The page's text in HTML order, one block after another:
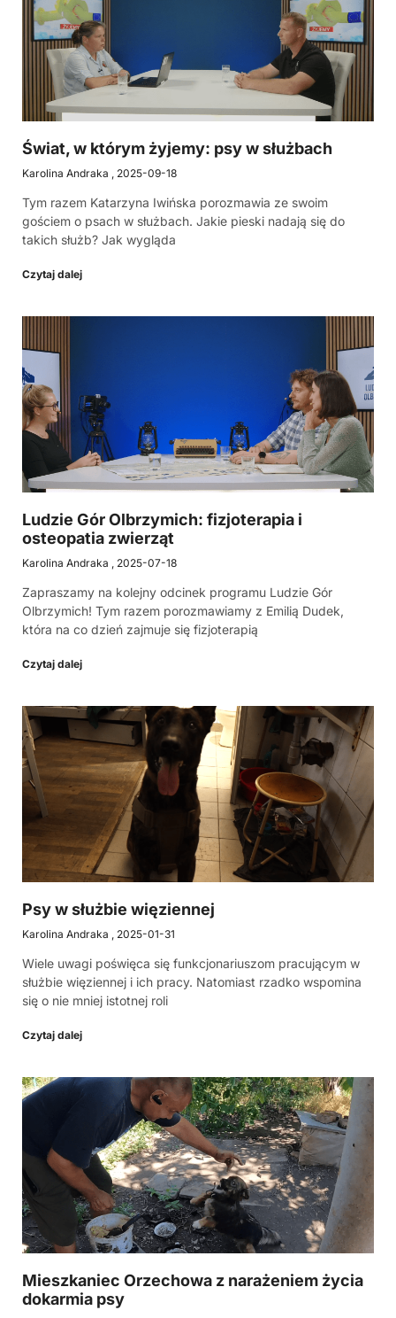
Świat, w którym żyjemy: psy w służbach
Karolina Andraka 2025-09-18
Tym razem Katarzyna Iwińska porozmawia ze swoim
gościem o psach w służbach. Jakie pieski nadają się do
takich służb? Jak wygląda
Czytaj dalej
Ludzie Gór Olbrzymich: fizjoterapia i
osteopatia zwierząt
Karolina Andraka 2025-07-18
Zapraszamy na kolejny odcinek programu Ludzie Gór
Olbrzymich! Tym razem porozmawiamy z Emilią Dudek,
która na co dzień zajmuje się fizjoterapią
Czytaj dalej
Psy w służbie więziennej
Karolina Andraka 2025-01-31
Wiele uwagi poświęca się funkcjonariuszom pracującym w
służbie więziennej i ich pracy. Natomiast rzadko wspomina
się o nie mniej istotnej roli
Czytaj dalej
Mieszkaniec Orzechowa z narażeniem życia
dokarmia psy